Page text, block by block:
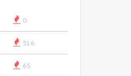
0
516
65